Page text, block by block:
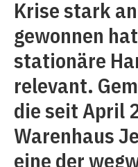
Krise stark
gewonnen
stationäre
relevant.
die seit April
Warenhaus
eine der